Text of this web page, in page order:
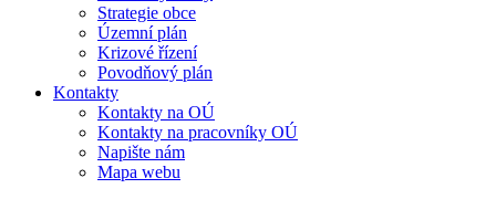
Strategie obce
Územní plán
Krizové řízení
Povodňový plán
Kontakty
Kontakty na OÚ
Kontakty na pracovníky OÚ
Napište nám
Mapa webu